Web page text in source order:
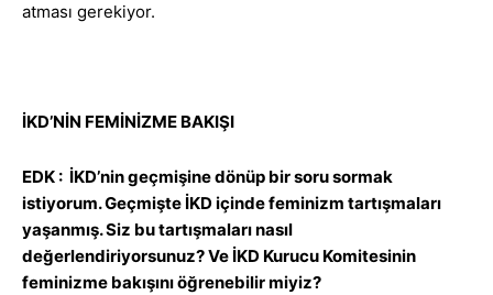
atması gerekiyor.
İKD’NİN FEMİNİZME BAKIŞI
EDK : İKD’nin geçmişine dönüp bir soru sormak
istiyorum. Geçmişte İKD içinde feminizm tartışmaları
yaşanmış. Siz bu tartışmaları nasıl
değerlendiriyorsunuz? Ve İKD Kurucu Komitesinin
feminizme bakışını öğrenebilir miyiz?